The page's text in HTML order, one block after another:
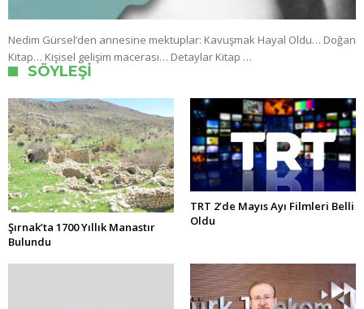
Nedim Gürsel’den annesine mektuplar: Kavuşmak Hayal Oldu… Doğan
Kitap… Kişisel gelişim macerası… Detaylar Kitap …
SÖYLEŞI
Şırnak’ta 1700 Yıllık Manastır
Bulundu
TRT 2’de Mayıs Ayı Filmleri Belli
Oldu